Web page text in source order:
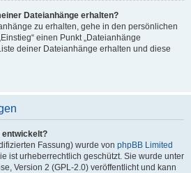
Dateianhänge erhalten?
zu erhalten, gehe in den persönlichen
einen Punkt „Dateianhänge
deiner Dateianhänge erhalten und diese
entwickelt?
Fassung) wurde von phpBB Limited
ist urheberrechtlich geschützt. Sie wurde unter
Version 2 (GPL-2.0) veröffentlicht und kann